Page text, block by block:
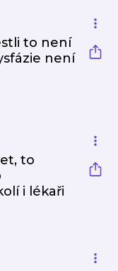
to není
není
to
i lékaři